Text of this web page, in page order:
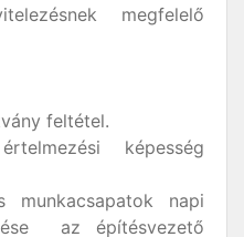
megfelelő
feltétel.
képesség
napi
az építésvezető